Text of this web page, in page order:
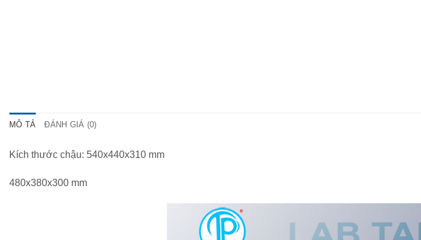
MÔ TẢ ĐÁNH GIÁ (0)
Kích thước chậu: 540x440x310 mm
480x380x300 mm